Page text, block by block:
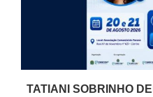
TATIANI SOBRINHO